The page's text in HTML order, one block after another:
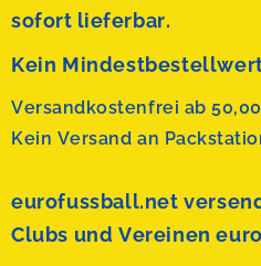
sofort lieferbar.
Kein
Versandkostenfrei ab
Kein Versand an
eurofussball.net
Clubs und Vereinen